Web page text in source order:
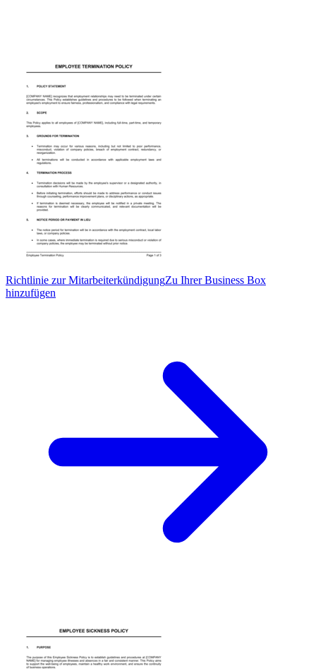
Richtlinie zur MitarbeiterkündigungZu Ihrer Business Box
hinzufügen